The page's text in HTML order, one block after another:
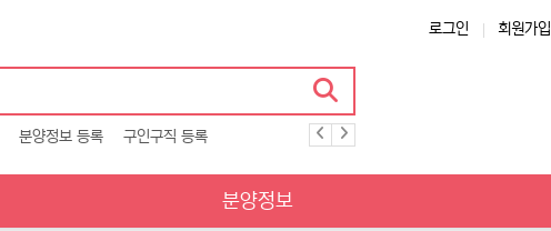
로그인 회원가입
분양정보 등록 구인구직 등록
분양정보